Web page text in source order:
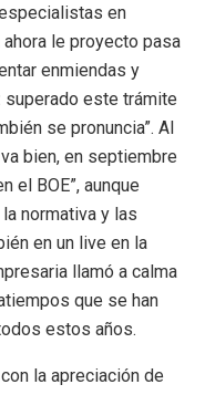
en
le proyecto pasa
enmiendas y
superado este trámite
se pronuncia”. Al
bien, en septiembre
el BOE”, aunque
normativa y las
en un live en la
llamó a calma
que se han
estos años.
la apreciación de